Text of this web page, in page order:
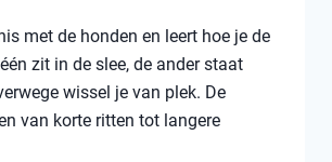
met de honden en leert hoe je de
zit in de slee, de ander staat
wissel je van plek. De
van korte ritten tot langere